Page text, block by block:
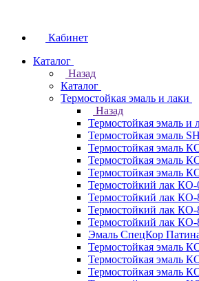
Кабинет
Каталог
Назад
Каталог
Термостойкая эмаль и лаки
Назад
Термостойкая эмаль и
Термостойкая эмаль
Термостойкая эмаль
Термостойкая эмаль
Термостойкая эмаль
Термостойкий лак КО-
Термостойкий лак КО-
Термостойкий лак КО-
Термостойкий лак КО-
Эмаль СпецКор
Термостойкая эмаль
Термостойкая эмаль
Термостойкая эмаль